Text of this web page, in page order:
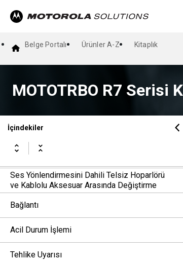
Belge Portalı Ürünler A-Z Kitaplık
MOTOTRBO R7 Serisi
İçindekiler
Telefon Çağrıları
Ses Kaydı
Ses Yönlendirmesini Dahili Telsiz Hoparlörü
ve Kablolu Aksesuar Arasında Değiştirme
Bağlantı
Acil Durum İşlemi
Tehlike Uyarısı